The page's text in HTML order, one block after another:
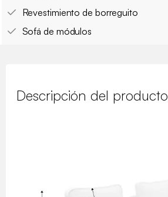
Revestimiento de borreguito
Sofá de módulos
Descripción del producto